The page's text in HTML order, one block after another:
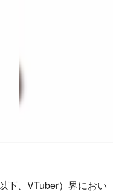
下、VTuber）界におい